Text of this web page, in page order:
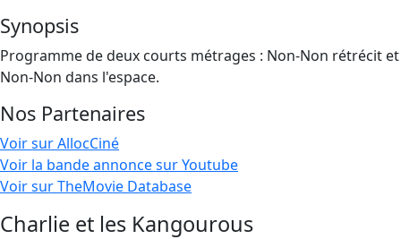
Synopsis
Programme de deux courts métrages : Non-Non rétrécit et
Non-Non dans l'espace.
Nos Partenaires
Voir sur AllocCiné
Voir la bande annonce sur Youtube
Voir sur TheMovie Database
Charlie et les Kangourous